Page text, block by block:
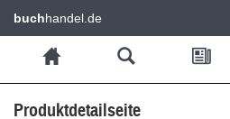
buchhandel.de
Produktdetailseite